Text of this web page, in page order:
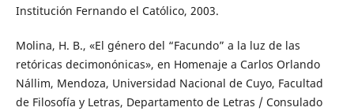
Institución Fernando el Católico, 2003.
Molina, H. B., «El género del “Facundo” a la luz de las
retóricas decimonónicas», en Homenaje a Carlos Orlando
Nállim, Mendoza, Universidad Nacional de Cuyo, Facultad
de Filosofía y Letras, Departamento de Letras / Consulado